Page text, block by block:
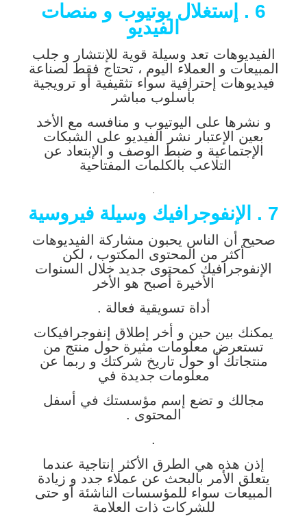
6 . إستغلال يوتيوب و منصات
الفيديو
الفيديوهات تعد وسيلة قوية للإنتشار و جلب
المبيعات و العملاء اليوم ، تحتاج فقط لصناعة
فيديوهات إحترافية سواء تثقيفية أو ترويجية
بأسلوب مباشر
و نشرها على اليوتيوب و منافسه مع الأخد
بعين الإعتبار نشر الفيديو على الشبكات
الإجتماعية و ضبط الوصف و الإبتعاد عن
التلاعب بالكلمات المفتاحية
.
7 . الإنفوجرافيك وسيلة فيروسية
صحيح أن الناس يحبون مشاركة الفيديوهات
أكثر من المحتوى المكتوب ، لكن
الإنفوجرافيك كمحتوى جديد خلال السنوات
الأخيرة أصبح هو الأخر
أداة تسويقية فعالة .
يمكنك بين حين و أخر إطلاق إنفوجرافيكات
تستعرض معلومات مثيرة حول منتج من
منتجاتك أو حول تاريخ شركتك و ربما عن
معلومات جديدة في
مجالك و تضع إسم مؤسستك في أسفل
المحتوى .
.
إذن هذه هي الطرق الأكثر إنتاجية عندما
يتعلق الأمر بالبحث عن عملاء جدد و زيادة
المبيعات سواء للمؤسسات الناشئة أو حتى
للشركات ذات العلامة